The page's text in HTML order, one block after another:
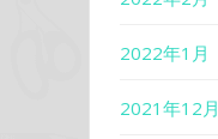
2022年1月
2021年12月